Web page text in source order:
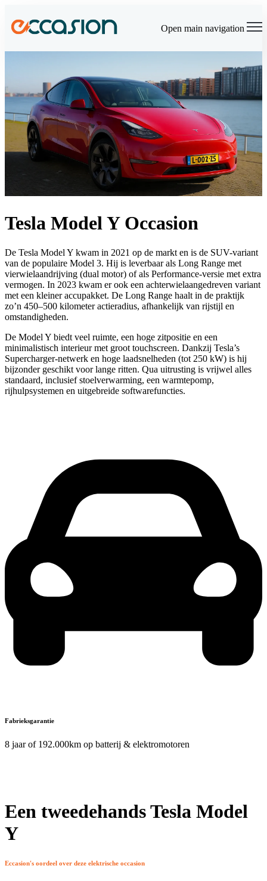
Open main navigation
Tesla Model Y Occasion
De Tesla Model Y kwam in 2021 op de markt en is de SUV-variant
van de populaire Model 3. Hij is leverbaar als Long Range met
vierwielaandrijving (dual motor) of als Performance-versie met extra
vermogen. In 2023 kwam er ook een achterwielaangedreven variant
met een kleiner accupakket. De Long Range haalt in de praktijk
zo’n 450–500 kilometer actieradius, afhankelijk van rijstijl en
omstandigheden.
De Model Y biedt veel ruimte, een hoge zitpositie en een
minimalistisch interieur met groot touchscreen. Dankzij Tesla’s
Supercharger-netwerk en hoge laadsnelheden (tot 250 kW) is hij
bijzonder geschikt voor lange ritten. Qua uitrusting is vrijwel alles
standaard, inclusief stoelverwarming, een warmtepomp,
rijhulpsystemen en uitgebreide softwarefuncties.
Fabrieksgarantie
8 jaar of 192.000km op batterij & elektromotoren
Een tweedehands Tesla Model
Y
Eccasion's oordeel over deze elektrische occasion
×